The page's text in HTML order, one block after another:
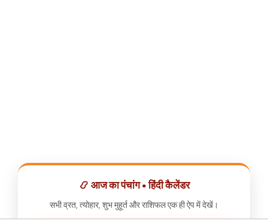
📿 आज का पंचांग • हिंदी कैलेंडर
सभी व्रत, त्योहार, शुभ मुहूर्त और राशिफल एक ही ऐप में देखें।